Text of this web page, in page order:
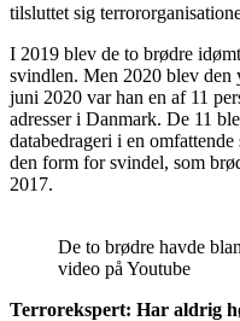
tilsluttet sig
I 2019 blev de to brødre
svindlen. Men 2020 blev den
juni 2020 var han en af 11
adresser i Danmark. De 11
databedrageri i en
den form for svindel, som
2017.
De to brødre havde
video på Youtube
Terrorekspert: Har aldrig